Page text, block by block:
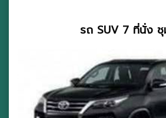
รถ SUV 7 ที่นั่ง